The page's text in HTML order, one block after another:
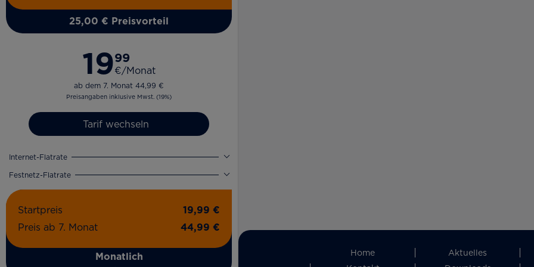
25,00 € Preisvorteil
1999
€/Monat
ab dem 7. Monat 44,99 €
Preisangaben inklusive Mwst. (19%)
Tarif wechseln
Internet-Flatrate
Festnetz-Flatrate
Startpreis
19,99 €
Preis ab 7. Monat
44,99 €
Monatlich Home Aktuelles